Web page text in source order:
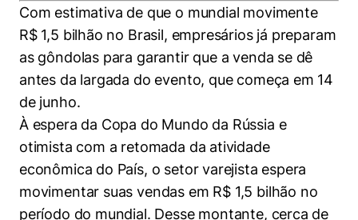
Todas as Engenharias
Engenharia de Computação
Engenharia de Produção
Engenharia Mecânica
Direito
Prêmio Duda Ermírio de Moraes
Como funciona
Resolução Eficaz de Problemas
Oportunidade de Negócios
Women in Action
Trabalhe conosco
Biblioteca Telles
Repositório Institucional
Pesquisa na Graduação
Seminários Acadêmicos
Comitê de Ética em Pesquisa
Notícias
Youtube
Instagram
Linkedin
Engenharia e Ciência da Computação
Direito
Busca por docentes
Áreas de Conhecimento
Prêmios de Excelência
Ensino e aprendizagem
Fale Conosco
Atendimento
Visite o Insper
Canal de Ética
Ouvidoria
Portal da Privacidade
Com estimativa de que o mundial movimente
R$ 1,5 bilhão no Brasil, empresários já preparam
as gôndolas para garantir que a venda se dê
antes da largada do evento, que começa em 14
de junho.
À espera da Copa do Mundo da Rússia e
otimista com a retomada da atividade
econômica do País, o setor varejista espera
movimentar suas vendas em R$ 1,5 bilhão no
período do mundial. Desse montante, cerca de